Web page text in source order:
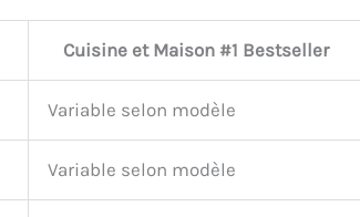
Cuisine et Maison #1 Bestseller
Variable selon modèle
Variable selon modèle